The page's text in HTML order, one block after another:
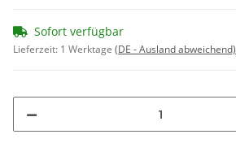
Sofort verfügbar
Lieferzeit: 1 Werktage (DE - Ausland abweichend)